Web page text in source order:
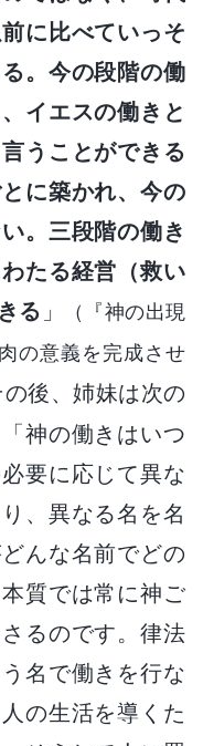
に比べていっそ
。今の段階の働
イエスの働きと
うことができる
に築かれ、今の
。三段階の働き
たる経営（救い
る 」
（『神の出現
の意義を完成させ
の後、姉妹は次の
神の働きはいつ
要に応じて異な
、異なる名を名
んな名前でどの
質では常に神ご
るのです。律法
名で働きを行な
の生活を導くた